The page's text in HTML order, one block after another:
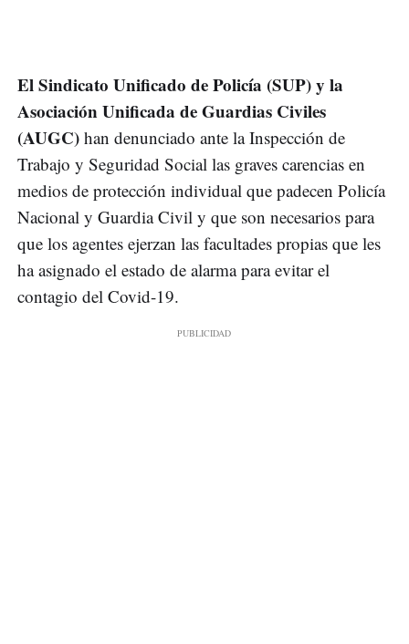
El Sindicato Unificado de Policía (SUP) y la
Asociación Unificada de Guardias Civiles
(AUGC) han denunciado ante la Inspección de
Trabajo y Seguridad Social las graves carencias en
medios de protección individual que padecen Policía
Nacional y Guardia Civil y que son necesarios para
que los agentes ejerzan las facultades propias que les
ha asignado el estado de alarma para evitar el
contagio del Covid-19.